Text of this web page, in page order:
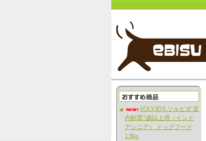
SOLVIDA ソルビダ 室
内飼育7歳以上用（インド
アシニア） ドッグフード
1.8kg